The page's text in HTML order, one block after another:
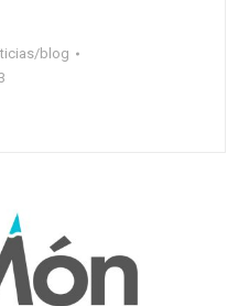
blog